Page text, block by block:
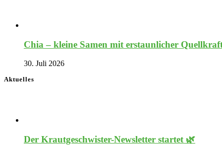
Chia – kleine Samen mit erstaunlicher
30. Juli 2026
Aktuelles
Der Krautgeschwister-Newsletter startet 🌿